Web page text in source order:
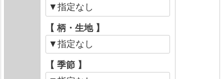
【 柄・生地 】
【 季節 】